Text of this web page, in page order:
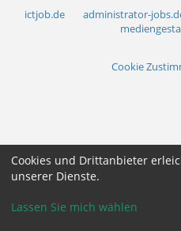
ictjob.de administrator-
Cookie
Cookies und Drittanbieter
unserer Dienste.
Lassen Sie mich wählen